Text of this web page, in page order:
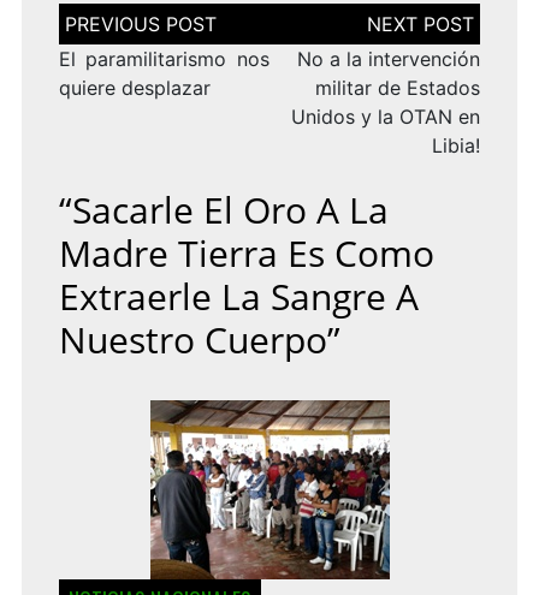
Navegación
de
entradas
El paramilitarismo nos
quiere desplazar
No a la intervención
militar de Estados
Unidos y la OTAN en
Libia!
“Sacarle El Oro A La
Madre Tierra Es Como
Extraerle La Sangre A
Nuestro Cuerpo”